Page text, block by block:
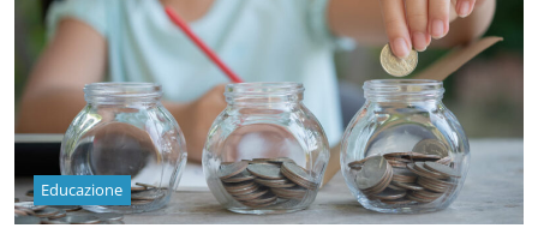
Educazione